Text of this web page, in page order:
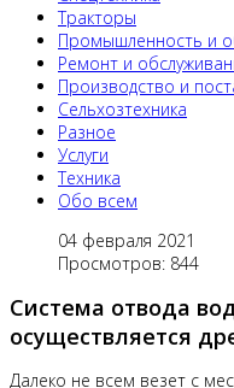
Тракторы
Промышленность и
Ремонт и
Производство и
Сельхозтехника
Разное
Услуги
Техника
Обо всем
04 февраля 2021
Просмотров: 844
Система отвода
осуществляется
Далеко не всем везет с